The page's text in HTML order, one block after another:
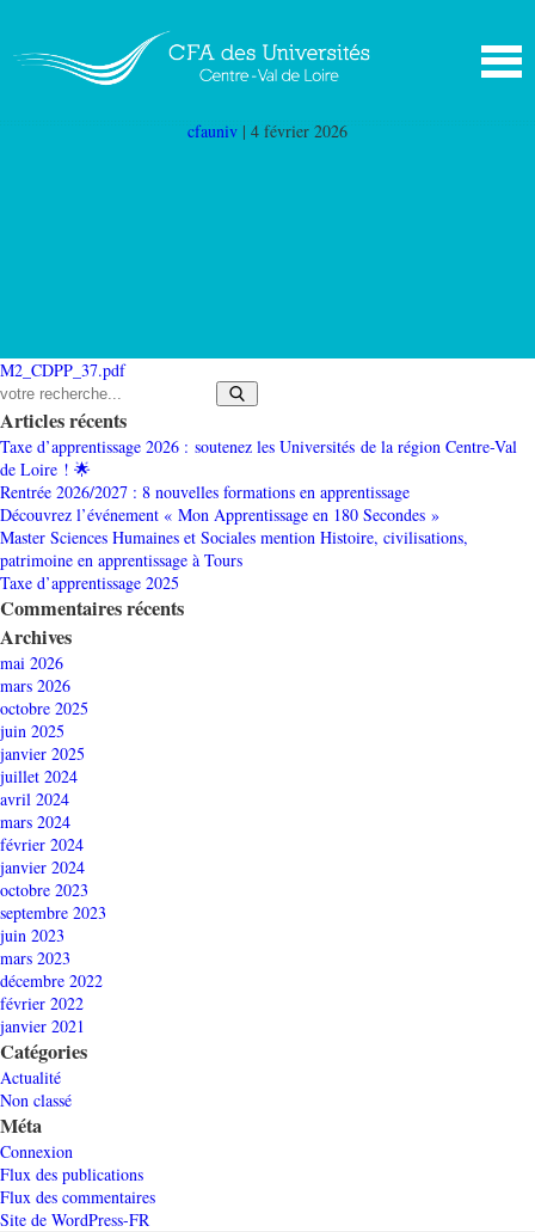
biodiversité, écologie et évolution Tours (M2
CDPP 37)
cfauniv | 4 février 2026
M2_CDPP_37.pdf
Articles récents
Taxe d’apprentissage 2026 : soutenez les Universités de la région Centre-Val
de Loire ! 🌟
Rentrée 2026/2027 : 8 nouvelles formations en apprentissage
Découvrez l’événement « Mon Apprentissage en 180 Secondes »
Master Sciences Humaines et Sociales mention Histoire, civilisations,
patrimoine en apprentissage à Tours
Taxe d’apprentissage 2025
Commentaires récents
Archives
mai 2026
mars 2026
octobre 2025
juin 2025
janvier 2025
juillet 2024
avril 2024
mars 2024
février 2024
janvier 2024
octobre 2023
septembre 2023
juin 2023
mars 2023
décembre 2022
février 2022
janvier 2021
Catégories
Actualité
Non classé
Méta
Connexion
Flux des publications
Flux des commentaires
Site de WordPress-FR